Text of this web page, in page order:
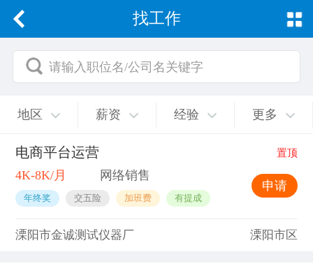
找工作
请输入职位名/公司名关键字
地区 薪资 经验 更多
电商平台运营 置顶
4K-8K/月 网络销售
年终奖 交五险 加班费 有提成
申请
溧阳市金诚测试仪器厂 溧阳市区